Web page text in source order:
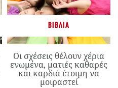
ΒΙΒΛΊΑ
Οι σχέσεις θέλουν χέρια
ενωμένα, ματιές καθαρές
και καρδιά έτοιμη να
μοιραστεί